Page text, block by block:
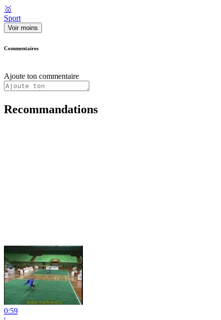
🥇
Sport
Voir moins
Commentaires
Ajoute ton commentaire
Recommandations
0:59